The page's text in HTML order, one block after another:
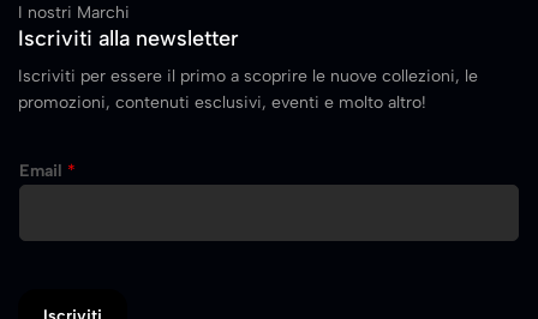
I nostri Marchi
Iscriviti alla newsletter
Iscriviti per essere il primo a scoprire le nuove collezioni, le
promozioni, contenuti esclusivi, eventi e molto altro!
Email *